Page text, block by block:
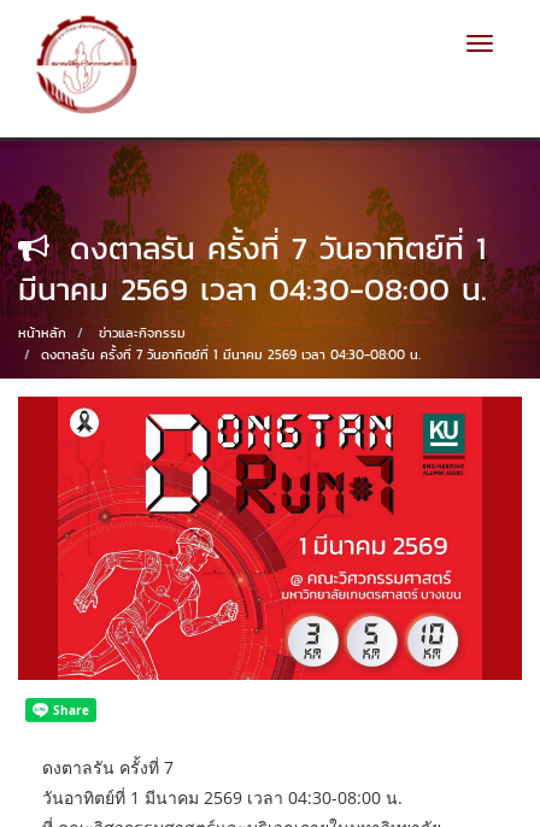
Toggle
ดงตาลรัน ครั้งที่ 7 วันอาทิตย์ที่ 1
มีนาคม 2569 เวลา 04:30-08:00 น.
หน้าหลัก
ข่าวและกิจกรรม
ดงตาลรัน ครั้งที่ 7 วันอาทิตย์ที่ 1 มีนาคม 2569 เวลา 04:30-08:00 น.
ดงตาลรัน ครั้งที่ 7
วันอาทิตย์ที่ 1 มีนาคม 2569 เวลา 04:30-08:00 น.